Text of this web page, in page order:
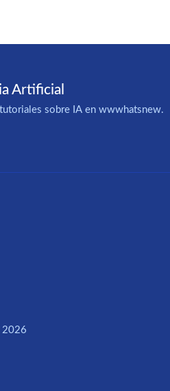
Artificial
sobre IA en wwwhatsnew.
2026